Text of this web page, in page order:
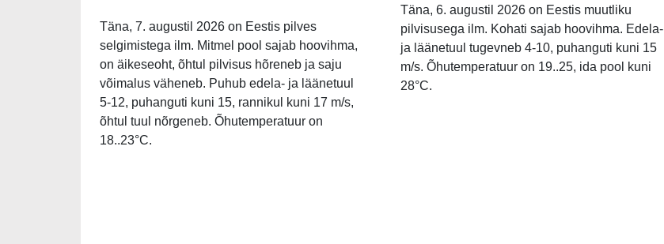
Täna, 7. augustil 2026 on Eestis pilves
selgimistega ilm. Mitmel pool sajab hoovihma,
on äikeseoht, õhtul pilvisus hõreneb ja saju
võimalus väheneb. Puhub edela- ja läänetuul
5-12, puhanguti kuni 15, rannikul kuni 17 m/s,
õhtul tuul nõrgeneb. Õhutemperatuur on
18..23°C.
Täna, 6. augustil 2026 on Eestis muutliku
pilvisusega ilm. Kohati sajab hoovihma. Edela-
ja läänetuul tugevneb 4-10, puhanguti kuni 15
m/s. Õhutemperatuur on 19..25, ida pool kuni
28°C.